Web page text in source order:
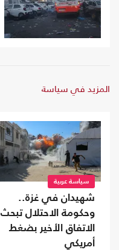
المزيد في سياسة
سياسة عربية
شهيدان في غزة..
وحكومة الاحتلال تبحث
الاتفاق الأخير بضغط
أمريكي